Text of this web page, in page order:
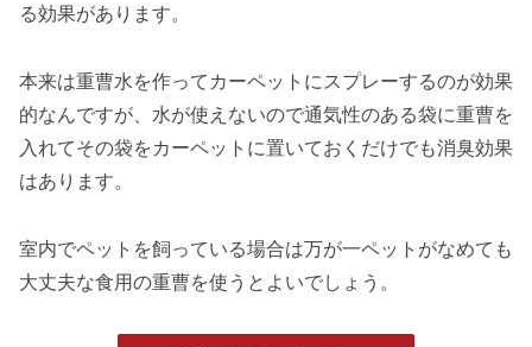
る効果があります。
本来は重曹水を作ってカーペットにスプレーするのが効果
的なんですが、水が使えないので通気性のある袋に重曹を
入れてその袋をカーペットに置いておくだけでも消臭効果
はあります。
室内でペットを飼っている場合は万が一ペットがなめても
大丈夫な食用の重曹を使うとよいでしょう。